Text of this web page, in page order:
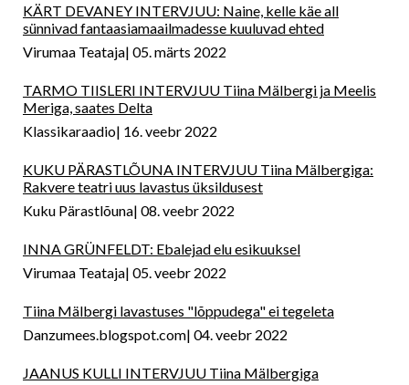
KÄRT DEVANEY INTERVJUU: Naine, kelle käe all
sünnivad fantaasiamaailmadesse kuuluvad ehted
Virumaa Teataja 05. märts 2022
TARMO TIISLERI INTERVJUU Tiina Mälbergi ja Meelis
Meriga, saates Delta
Klassikaraadio 16. veebr 2022
KUKU PÄRASTLÕUNA INTERVJUU Tiina Mälbergiga:
Rakvere teatri uus lavastus üksildusest
Kuku Pärastlõuna 08. veebr 2022
INNA GRÜNFELDT: Ebalejad elu esikuuksel
Virumaa Teataja 05. veebr 2022
Tiina Mälbergi lavastuses "lõppudega" ei tegeleta
Danzumees.blogspot.com 04. veebr 2022
JAANUS KULLI INTERVJUU Tiina Mälbergiga